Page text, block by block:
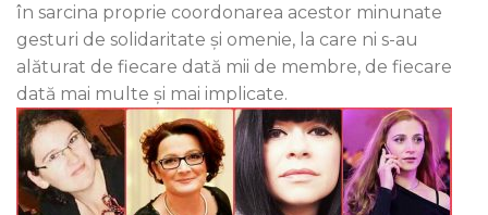
în sarcina proprie coordonarea acestor minunate
gesturi de solidaritate şi omenie, la care ni s-au
alăturat de fiecare dată mii de membre, de fiecare
dată mai multe şi mai implicate.